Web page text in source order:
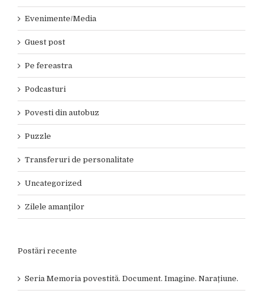
Evenimente/Media
Guest post
Pe fereastra
Podcasturi
Povesti din autobuz
Puzzle
Transferuri de personalitate
Uncategorized
Zilele amanţilor
Postări recente
Seria Memoria povestită. Document. Imagine. Narațiune.